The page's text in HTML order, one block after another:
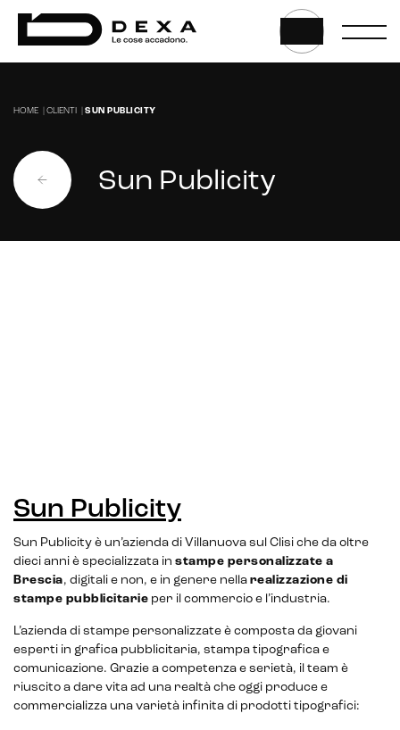
Website
Headless CMS
UX/UI Design
Gestione hosting e manutenzione di siti web
E-commerce solutions
HOME CLIENTI SUN PUBLICITY
Sun Publicity
Sun Publicity
Sun Publicity è un’azienda di Villanuova sul Clisi che da oltre
dieci anni è specializzata in stampe personalizzate a
Brescia, digitali e non, e in genere nella realizzazione di
stampe pubblicitarie per il commercio e l’industria.
L’azienda di stampe personalizzate è composta da giovani
esperti in grafica pubblicitaria, stampa tipografica e
comunicazione. Grazie a competenza e serietà, il team è
riuscito a dare vita ad una realtà che oggi produce e
commercializza una varietà infinita di prodotti tipografici: